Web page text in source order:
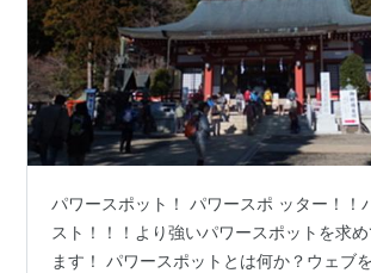
パワースポット！ パワースポ ッター！！
スト！！！より強いパワースポットを求
ます！ パワースポットとは何か？ウェブ